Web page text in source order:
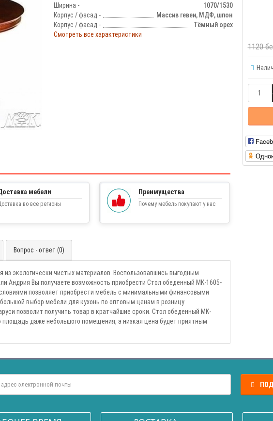
Ширина -
1070/1530
Корпус / фасад -
Массив гевеи, МДФ, шпон
Корпус / фасад -
Тёмный орех
Смотреть все характеристики
1120
мебели
во все регионы
Преимущества
Почему мебель покупают у нас
Вопрос - ответ (0)
из экологически чистых материалов. Воспользовавшись выгодным
Андрия Вы получаете возможность приобрести Стол обеденный MK-1605-
позволяет приобрести мебель с минимальными финансовыми
выбор мебели для кухонь по оптовым ценам в розницу.
позволит получить товар в кратчайшие сроки. Стол обеденный MK-
площадь даже небольшого помещения, а низкая цена будет приятным